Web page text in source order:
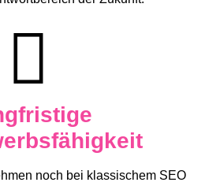
noch bei klassischem SEO